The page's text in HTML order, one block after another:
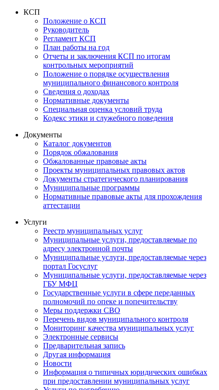
КСП
Положение о КСП
Руководитель
Регламент КСП
План работы на год
Отчеты и заключения КСП по итогам
контрольных мероприятий
Положение о порядке осуществления
муниципального финансового контроля
Сведения о доходах
Нормативные документы
Специальная оценка условий труда
Кодекс этики и служебного поведения
Документы
Каталог документов
Порядок обжалования
Обжалованные правовые акты
Проекты муниципальных правовых актов
Документы стратегического планирования
Муниципальные программы
Нормативные правовые акты для прохождения
аттестации
Услуги
Реестр муниципальных услуг
Муниципальные услуги, предоставляемые по
адресу электронной почты
Муниципальные услуги, предоставляемые через
портал Госуслуг
Муниципальные услуги, предоставляемые через
ГБУ МФЦ
Государственные услуги в сфере переданных
полномочий по опеке и попечительству
Меры поддержки СВО
Перечень видов муниципального контроля
Мониторинг качества муниципальных услуг
Электронные сервисы
Предварительная запись
Другая информация
Новости
Информация о типичных юридических ошибках
при предоставлении муниципальных услуг